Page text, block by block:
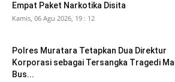
Empat Paket Narkotika Disita
Kamis, 06 Agu 2026, 19 : 12
Polres Muratara Tetapkan Dua Direktur
Korporasi sebagai Tersangka Tragedi
Bus...